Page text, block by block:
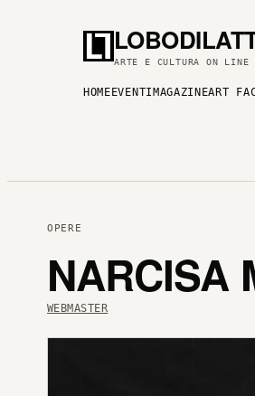
ARTE E CULTURA ON
HOME EVENTI MAGAZINEART
OPERE
NARCISA
WEBMASTER